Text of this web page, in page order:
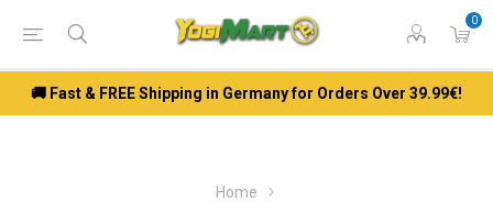
0
🚚 Fast & FREE Shipping in Germany for Orders Over 39.99€!
Home